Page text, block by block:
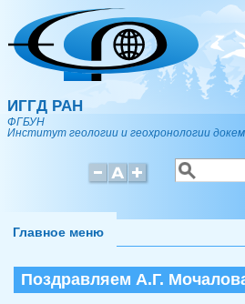
Перейти к основному содержанию
ИГГД РАН
ФГБУН
Институт геологии и геохронологии
Форма
Поиск
Главное меню
Поздравляем А.Г.